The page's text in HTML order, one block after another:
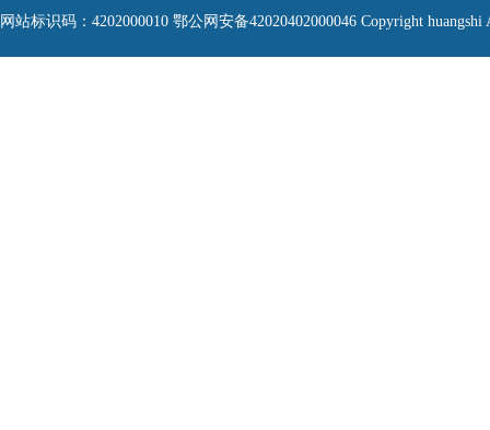
网站标识码：4202000010 鄂公网安备42020402000046 Copyright huangshi